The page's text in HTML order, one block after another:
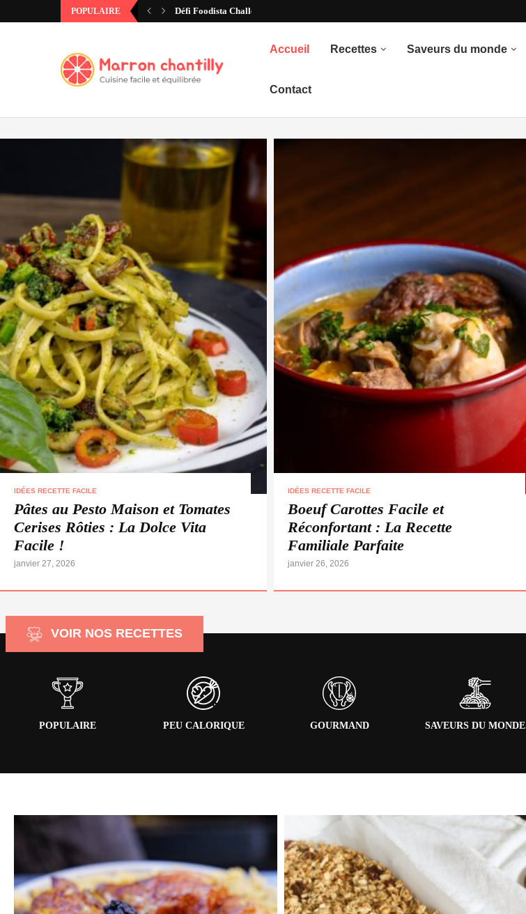
POPULAIRE Défi Foodista Challenge #97 – Annonce du thème
Accueil Recettes Saveurs du monde
Contact
IDÉES RECETTE FACILE
Pâtes au Pesto Maison et Tomates
Cerises Rôties : La Dolce Vita
Facile !
janvier 27, 2026
IDÉES RECETTE FACILE
Boeuf Carottes Facile et
Réconfortant : La Recette
Familiale Parfaite
janvier 26, 2026
VOIR NOS RECETTES
POPULAIRE PEU CALORIQUE GOURMAND SAVEURS DU MONDE